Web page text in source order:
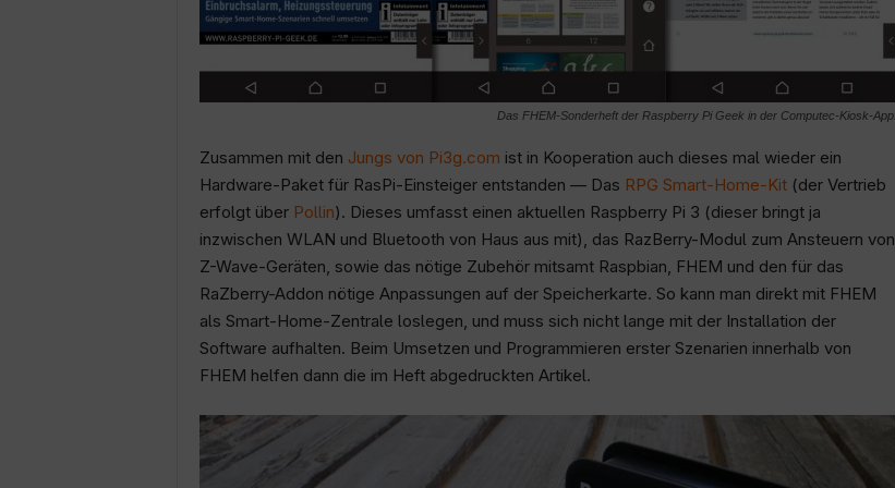
Das FHEM-Sonderheft der Raspberry Pi Geek in der Computec-Kiosk-App.
Zusammen mit den Jungs von Pi3g.com ist in Kooperation auch dieses mal wieder ein
Hardware-Paket für RasPi-Einsteiger entstanden — Das RPG Smart-Home-Kit(der Vertrieb
erfolgt über Pollin). Dieses umfasst einen aktuellen Raspberry Pi 3 (dieser bringt ja
inzwischen WLAN und Bluetooth von Haus aus mit), das RazBerry-Modul zum Ansteuern von
Z-Wave-Geräten, sowie das nötige Zubehör mitsamt Raspbian, FHEM und den für das
RaZberry-Addon nötige Anpassungen auf der Speicherkarte. So kann man direkt mit FHEM
als Smart-Home-Zentrale loslegen, und muss sich nicht lange mit der Installation der
Software aufhalten. Beim Umsetzen und Programmieren erster Szenarien innerhalb von
FHEM helfen dann die im Heft abgedruckten Artikel.